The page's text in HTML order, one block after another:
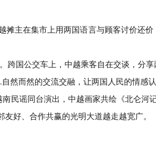
主在集市上用两国语言与顾客讨价还
国公交车上，中越乘客自在交谈，分
而然的交流交融，让两国人民的情感认
谣同台演出，中越画家共绘《北仑河
好、合作共赢的光明大道越走越宽广。